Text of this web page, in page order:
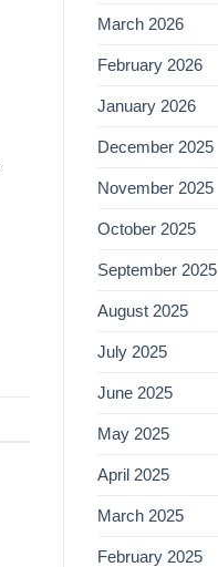
March 2026
February 2026
January 2026
December 2025
November 2025
October 2025
September 2025
August 2025
July 2025
June 2025
May 2025
April 2025
March 2025
February 2025